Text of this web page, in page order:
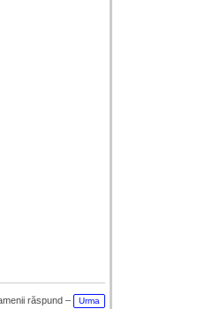
răspund – Urma